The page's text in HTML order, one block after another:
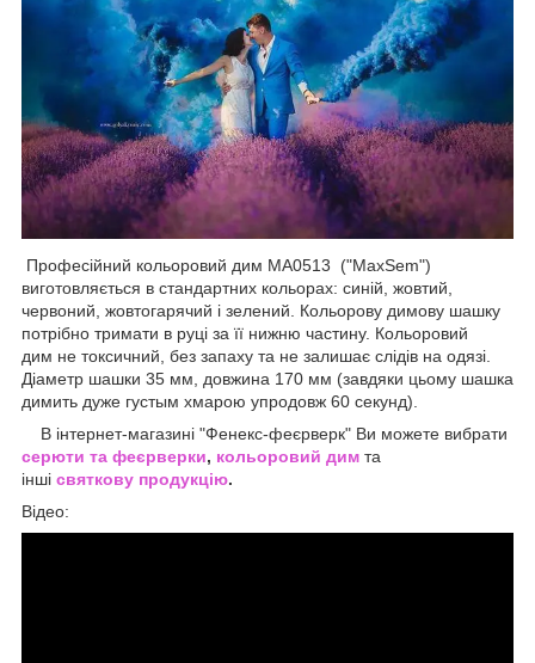
Професійний кольоровий дим MA0513 ("MaxSem")
виготовляється в стандартних кольорах: синій, жовтий,
червоний, жовтогарячий і зелений. Кольорову димову шашку
потрібно тримати в руці за її нижню частину. Кольоровий
дим не токсичний, без запаху та не залишає слідів на одязі.
Діаметр шашки 35 мм, довжина 170 мм (завдяки цьому шашка
димить дуже густым хмарою упродовж 60 секунд).
В інтернет-магазині "Фенекс-феєрверк" Ви можете вибрати
серюти та феєрверки, кольоровий дим та
інші святкову продукцію.
Відео: